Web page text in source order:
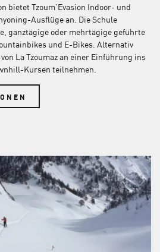
bietet Tzoum'Evasion Indoor- und
Ausflüge an. Die Schule
ganztägige oder mehrtägige geführte
und E-Bikes. Alternativ
La Tzoumaz an einer Einführung ins
Kursen teilnehmen.